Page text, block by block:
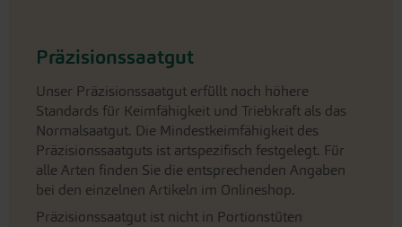
Präzisionssaatgut
Unser Präzisionssaatgut erfüllt noch höhere
Standards für Keimfähigkeit und Triebkraft als das
Normalsaatgut. Die Mindestkeimfähigkeit des
Präzisionssaatguts ist artspezifisch festgelegt. Für
alle Arten finden Sie die entsprechenden Angaben
bei den einzelnen Artikeln im Onlineshop.
Präzisionssaatgut ist nicht in Portionstüten